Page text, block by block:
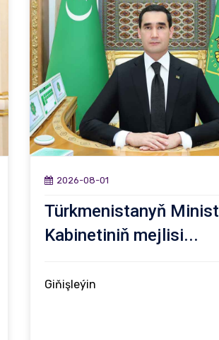
2026-08-01
Türkmenistanyň
Kabinetiniň mejlisi...
Giňişleýin